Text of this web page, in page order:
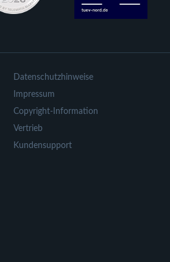
Datenschutzhinweise
Impressum
Copyright-Information
Vertrieb
Kundensupport